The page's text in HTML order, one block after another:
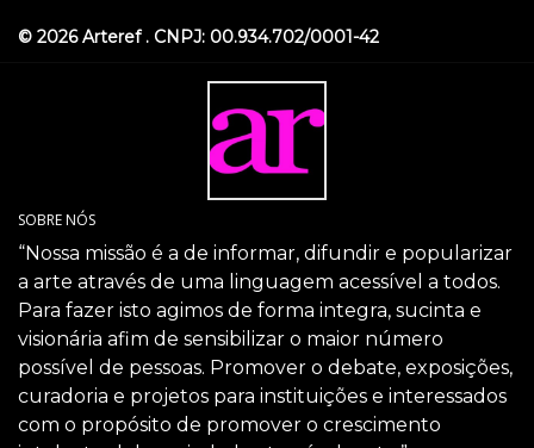
© 2026 Arteref . CNPJ: 00.934.702/0001-42
SOBRE NÓS
“Nossa missão é a de informar, difundir e popularizar
a arte através de uma linguagem acessível a todos.
Para fazer isto agimos de forma integra, sucinta e
visionária afim de sensibilizar o maior número
possível de pessoas. Promover o debate, exposições,
curadoria e projetos para instituições e interessados
com o propósito de promover o crescimento